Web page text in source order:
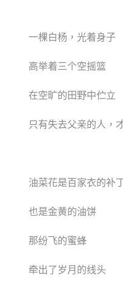
一棵白杨，光着身子
高举着三个空摇篮
在空旷的田野中伫立
只有失去父亲的人，
油菜花是百家衣的补
也是金黄的油饼
那纷飞的蜜蜂
牵出了岁月的线头